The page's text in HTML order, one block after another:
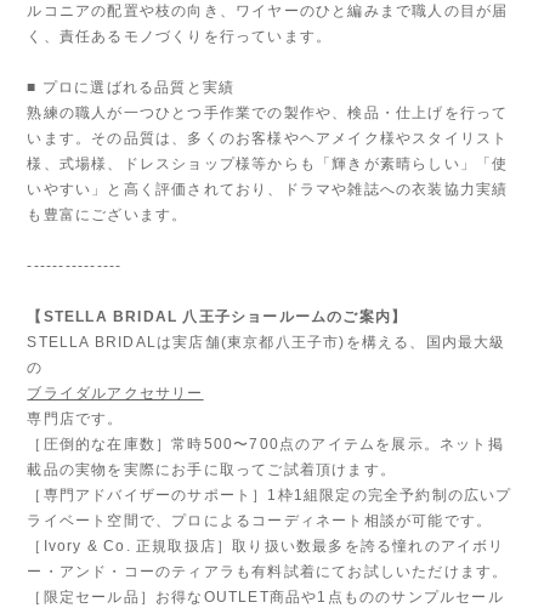
ルコニアの配置や枝の向き、ワイヤーのひと編みまで職人の目が届
く、責任あるモノづくりを行っています。
■ プロに選ばれる品質と実績
熟練の職人が一つひとつ手作業での製作や、検品・仕上げを行って
います。その品質は、多くのお客様やヘアメイク様やスタイリスト
様、式場様、ドレスショップ様等からも「輝きが素晴らしい」「使
いやすい」と高く評価されており、ドラマや雑誌への衣装協力実績
も豊富にございます。
---------------
【STELLA BRIDAL 八王子ショールームのご案内】
STELLA BRIDALは実店舗(東京都八王子市)を構える、国内最大級
の
ブライダルアクセサリー
専門店です。
［圧倒的な在庫数］常時500〜700点のアイテムを展示。ネット掲
載品の実物を実際にお手に取ってご試着頂けます。
［専門アドバイザーのサポート］1枠1組限定の完全予約制の広いプ
ライベート空間で、プロによるコーディネート相談が可能です。
［Ivory & Co. 正規取扱店］取り扱い数最多を誇る憧れのアイボリ
ー・アンド・コーのティアラも有料試着にてお試しいただけます。
［限定セール品］お得なOUTLET商品や1点もののサンプルセール